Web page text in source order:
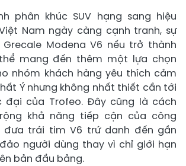
phân khúc SUV hạng sang hiệu
Nam ngày càng cạnh tranh, sự
Modena V6 nếu trở thành
mang đến thêm một lựa chọn
nhóm khách hàng yêu thích cảm
Ý nhưng không nhất thiết cần tới
đại của Trofeo. Đây cũng là cách
khả năng tiếp cận của công
đưa trái tim V6 trứ danh đến gần
người dùng thay vì chỉ giới hạn
bản đầu bảng.